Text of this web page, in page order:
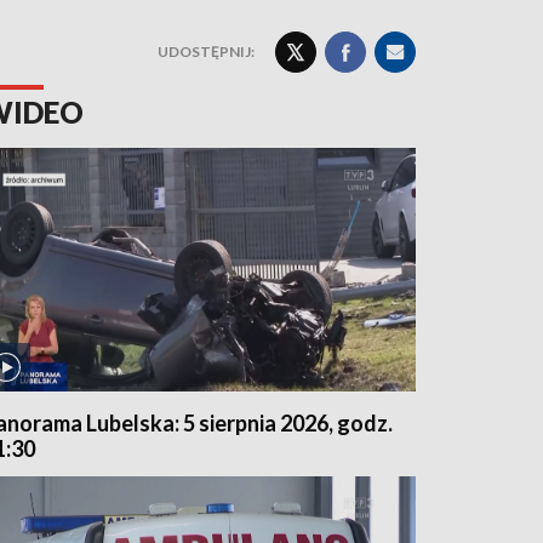
UDOSTĘPNIJ:
Lubelska: 5 sierpnia 2026, godz.